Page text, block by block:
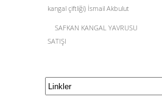
kangal çiftliği) İsmail Akbulut
SAFKAN KANGAL YAVRUSU
SATIŞI